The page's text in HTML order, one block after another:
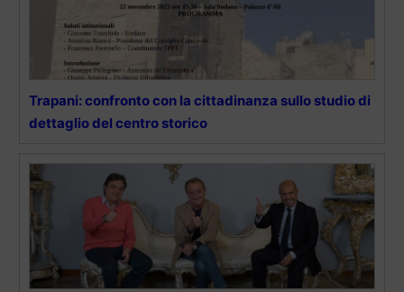
Trapani: confronto con la cittadinanza sullo studio di
dettaglio del centro storico